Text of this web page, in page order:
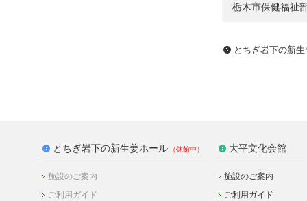
栃木市保健福祉
とちぎ岩下の新
とちぎ岩下の新生姜ホール
施設のご案内
ご利用ガイド
大平文化会館
施設のご案内
ご利用ガイド